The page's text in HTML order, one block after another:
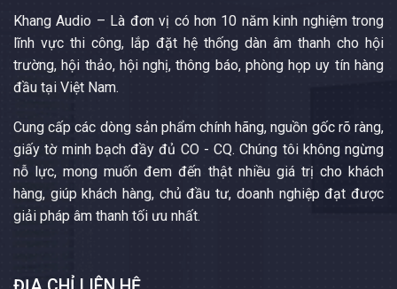
Khang Audio – Là đơn vị có hơn 10 năm kinh nghiệm trong
lĩnh vực thi công, lắp đặt hệ thống dàn âm thanh cho hội
trường, hội thảo, hội nghị, thông báo, phòng họp uy tín hàng
đầu tại Việt Nam.
Cung cấp các dòng sản phẩm chính hãng, nguồn gốc rõ ràng,
giấy tờ minh bạch đầy đủ CO - CQ. Chúng tôi không ngừng
nỗ lực, mong muốn đem đến thật nhiều giá trị cho khách
hàng, giúp khách hàng, chủ đầu tư, doanh nghiệp đạt được
giải pháp âm thanh tối ưu nhất.